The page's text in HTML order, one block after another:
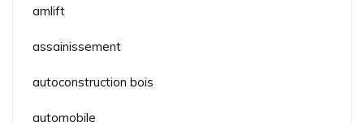
amlift
assainissement
autoconstruction bois
automobile